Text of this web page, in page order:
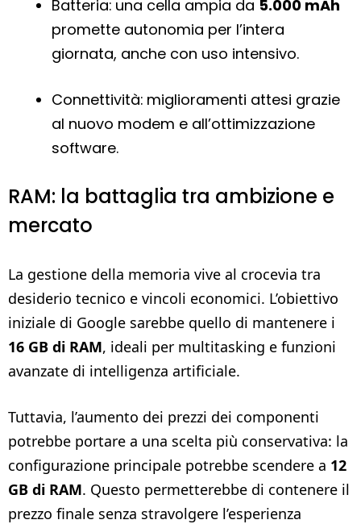
Batteria: una cella ampia da 5.000 mAh
promette autonomia per l’intera
giornata, anche con uso intensivo.
Connettività: miglioramenti attesi grazie
al nuovo modem e all’ottimizzazione
software.
RAM: la battaglia tra ambizione e
mercato
La gestione della memoria vive al crocevia tra
desiderio tecnico e vincoli economici. L’obiettivo
iniziale di Google sarebbe quello di mantenere i
16 GB di RAM, ideali per multitasking e funzioni
avanzate di intelligenza artificiale.
Tuttavia, l’aumento dei prezzi dei componenti
potrebbe portare a una scelta più conservativa: la
configurazione principale potrebbe scendere a 12
GB di RAM. Questo permetterebbe di contenere il
prezzo finale senza stravolgere l’esperienza